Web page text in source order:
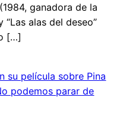
ganadora de la
“Las alas del deseo”
[…]
su película sobre Pina
podemos parar de